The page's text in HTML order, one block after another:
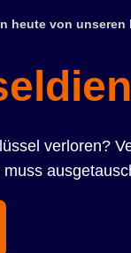
heute von unseren
verloren?